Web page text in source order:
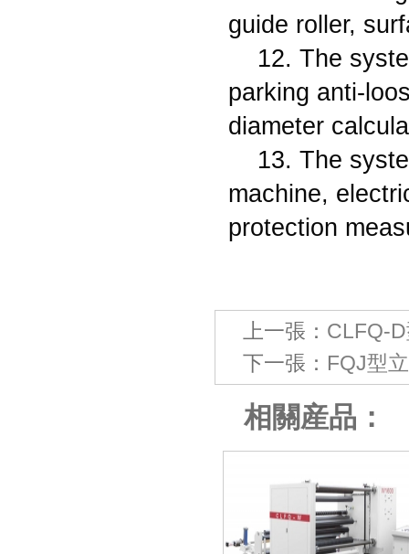
guide roller,
12. The
parking anti-
diameter
13. The
machine,
protection
上一張： CLFQ-
下一張： FQJ型
相關産品：